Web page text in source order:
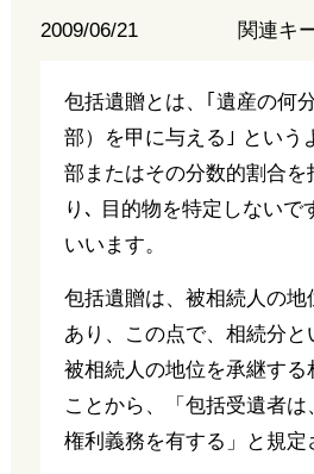
2009/06/21 関連キ
包括遺贈とは、｢遺産の何
部）を甲に与える｣ という
部またはその分数的割合を
り､ 目的物を特定しないで
いいます。
包括遺贈は、被相続人の
あり、この点で、相続分と
被相続人の地位を承継する
ことから、「包括受遺者
権利義務を有する」と規定